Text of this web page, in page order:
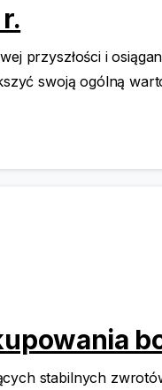
przyszłości i
swoją ogólną
stabilnych